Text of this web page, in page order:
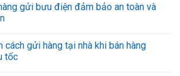
gửi bưu điện đảm bảo an toàn và
cách gửi hàng tại nhà khi bán hàng
tốc